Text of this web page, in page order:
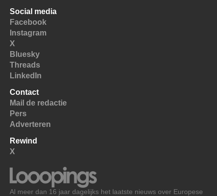
Social media
Facebook
Instagram
X
Bluesky
Threads
LinkedIn
Contact
Mail de redactie
Pers
Adverteren
Rewind
X
Al meer dan 16 jaar dagelijks het laatste nieuws over Europese